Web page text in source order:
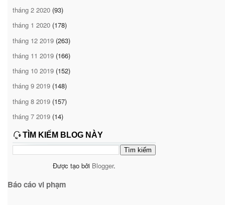
tháng 2 2020 (93)
tháng 1 2020 (178)
tháng 12 2019 (263)
tháng 11 2019 (166)
tháng 10 2019 (152)
tháng 9 2019 (148)
tháng 8 2019 (157)
tháng 7 2019 (14)
TÌM KIẾM BLOG NÀY
Được tạo bởi Blogger.
Báo cáo vi phạm